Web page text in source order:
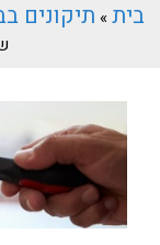
בית» תיקונים